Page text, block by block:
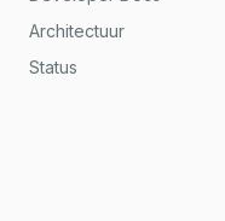
Architectuur
Status